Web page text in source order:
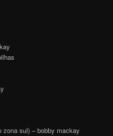
zona sul) – bobby mackay